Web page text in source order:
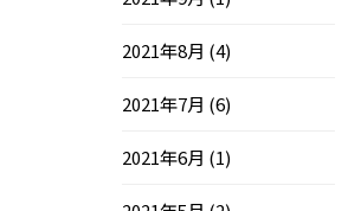
2021年8月 (4)
2021年7月 (6)
2021年6月 (1)